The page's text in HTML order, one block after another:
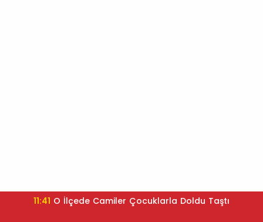
11:41 O İlçede Camiler Çocuklarla Doldu Taştı